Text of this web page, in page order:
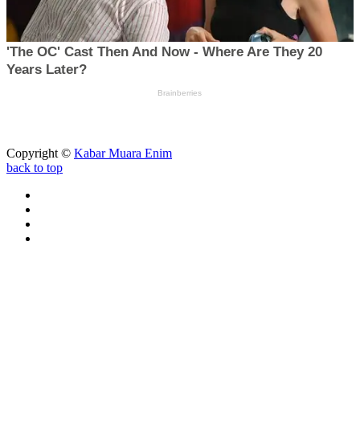
Copyright © Kabar Muara Enim
back to top